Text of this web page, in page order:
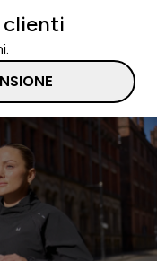
clienti